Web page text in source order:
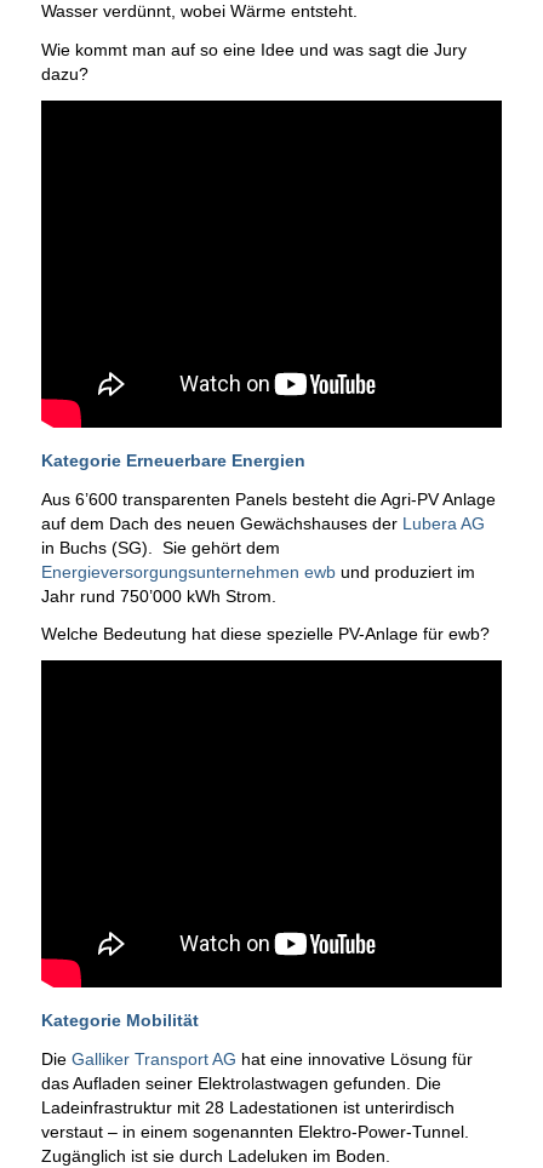
Wasser verdünnt, wobei Wärme entsteht.
Wie kommt man auf so eine Idee und was sagt die Jury
dazu?
Kategorie Erneuerbare Energien
Aus 6’600 transparenten Panels besteht die Agri-PV Anlage
auf dem Dach des neuen Gewächshauses der Lubera AG
in Buchs (SG). Sie gehört dem
Energieversorgungsunternehmen ewbund produziert im
Jahr rund 750’000 kWh Strom.
Welche Bedeutung hat diese spezielle PV-Anlage für ewb?
Kategorie Mobilität
Die Galliker Transport AG hat eine innovative Lösung für
das Aufladen seiner Elektrolastwagen gefunden. Die
Ladeinfrastruktur mit 28 Ladestationen ist unterirdisch
verstaut – in einem sogenannten Elektro-Power-Tunnel.
Zugänglich ist sie durch Ladeluken im Boden.